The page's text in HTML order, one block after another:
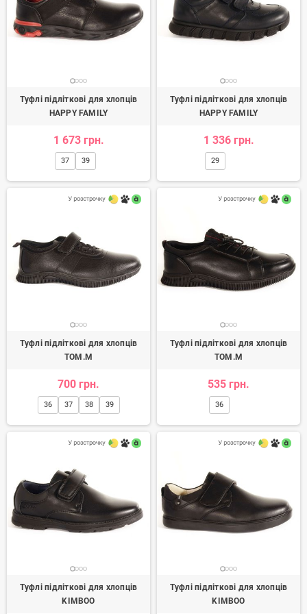
Туфлі підліткові для хлопців
HAPPY FAMILY
1 673 грн.
37 39
Туфлі підліткові для хлопців
HAPPY FAMILY
1 336 грн.
29
Туфлі підліткові для хлопців
TOM.M
700 грн.
36 37 38 39
Туфлі підліткові для хлопців
TOM.M
535 грн.
36
Туфлі підліткові для хлопців
KIMBOO
Туфлі підліткові для хлопців
KIMBOO